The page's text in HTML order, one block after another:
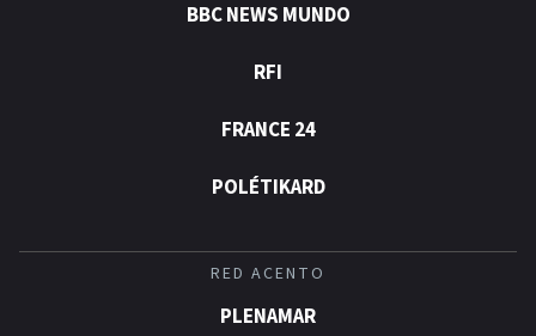
BBC NEWS MUNDO
RFI
FRANCE 24
POLÉTIKARD
RED ACENTO
PLENAMAR